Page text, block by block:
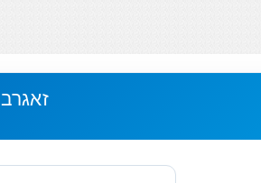
ריווח ZAGREB - CENTAR - זאגרב